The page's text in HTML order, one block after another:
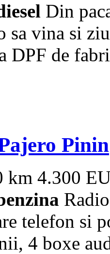
Din
sa vina si
DPF de
Pinin
km 4.300
telefon si
4 boxe